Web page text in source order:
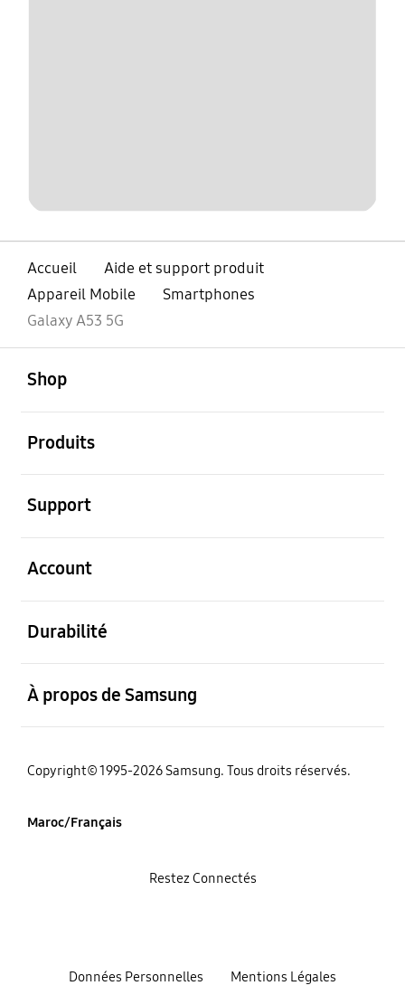
Accueil
Aide et support produit
Appareil Mobile
Smartphones
Galaxy A53 5G
Shop
Produits
Support
Account
Durabilité
À propos de Samsung
Copyright© 1995-2026 Samsung. Tous droits réservés.
Maroc/Français
Données Personnelles Mentions Légales
Restez Connectés